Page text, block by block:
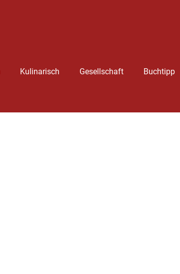
Kulinarisch Gesellschaft Buchtipp